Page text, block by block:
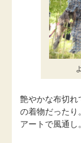
艶やかな布切れ
の着物だったり
アートで風通し。